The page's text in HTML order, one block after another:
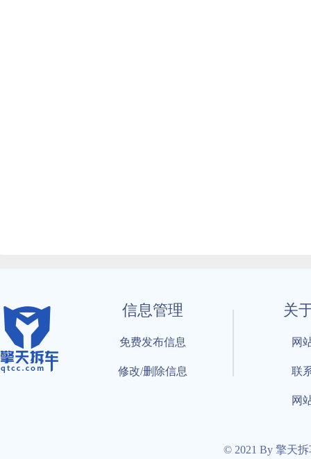
信息管理
免费发布信息
修改/删除信息
关
网
联
网
© 2021 By 擎天